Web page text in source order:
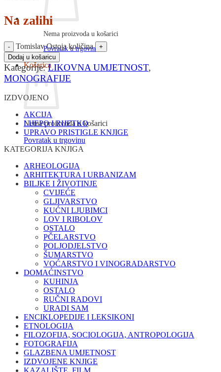
Nema proizvoda u košarici
Povratak u trgovinu
Košarica
Nema proizvoda u košarici
Povratak u trgovinu
Na zalihi
Tomislav Ostoja količina
Dodaj u košaricu
Kategorije:LIKOVNA UMJETNOST,
MONOGRAFIJE
IZDVOJENO
AKCIJA
LIJEPO I RIJETKO
UPRAVO PRISTIGLE KNJIGE
KATEGORIJA KNJIGA
ARHEOLOGIJA
ARHITEKTURA I URBANIZAM
BILJKE I ŽIVOTINJE
CVIJEĆE
GLJIVARSTVO
KUĆNI LJUBIMCI
LOV I RIBOLOV
OSTALO
PČELARSTVO
POLJODJELSTVO
ŠUMARSTVO
VOĆARSTVO I VINOGRADARSTVO
DOMAĆINSTVO
KUHINJA
OSTALO
RUČNI RADOVI
URADI SAM
ENCIKLOPEDIJE I LEKSIKONI
ETNOLOGIJA
FILOZOFIJA, SOCIOLOGIJA, ANTROPOLOGIJA
FOTOGRAFIJA
GLAZBENA UMJETNOST
IZDVOJENE KNJIGE